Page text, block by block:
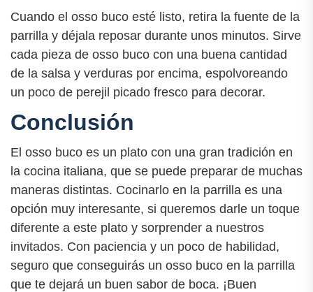
Cuando el osso buco esté listo, retira la fuente de la
parrilla y déjala reposar durante unos minutos. Sirve
cada pieza de osso buco con una buena cantidad
de la salsa y verduras por encima, espolvoreando
un poco de perejil picado fresco para decorar.
Conclusión
El osso buco es un plato con una gran tradición en
la cocina italiana, que se puede preparar de muchas
maneras distintas. Cocinarlo en la parrilla es una
opción muy interesante, si queremos darle un toque
diferente a este plato y sorprender a nuestros
invitados. Con paciencia y un poco de habilidad,
seguro que conseguirás un osso buco en la parrilla
que te dejará un buen sabor de boca. ¡Buen